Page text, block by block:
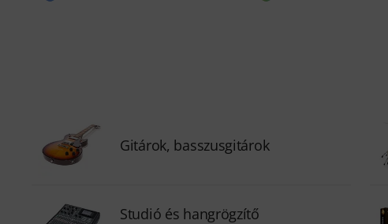
Gitárok, basszusgitárok
Studió és hangrögzítő